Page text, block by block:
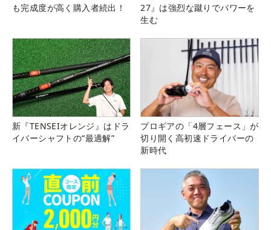
も完成度が高く購入者続出！
27』は強烈な蹴りでパワーを
生む
新『TENSEIオレンジ』はドラ
イバーシャフトの“最適解”
プロギアの「4層フェース」が
切り開く高初速ドライバーの
新時代